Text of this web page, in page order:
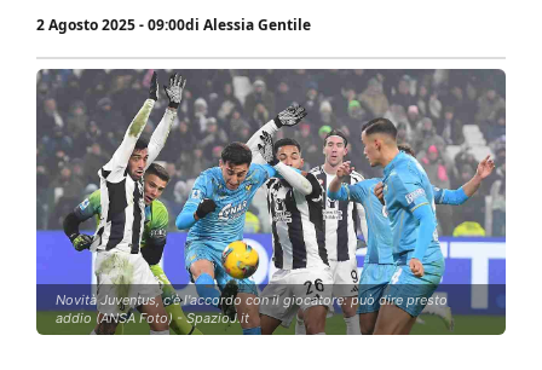
2 Agosto 2025 - 09:00di Alessia Gentile
Novità Juventus, c'è l'accordo con il giocatore: può dire presto
addio (ANSA Foto) - SpazioJ.it